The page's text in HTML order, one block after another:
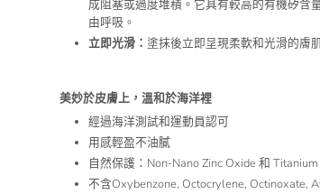
成阻塞或過度堆積。它具有較高的有機矽含
由呼吸。
立即光滑： 塗抹後立即呈現柔軟和光滑的膚
美妙於皮膚上，溫和於海洋裡
經過海洋測試和運動員認可
用感輕盈不油膩
自然保護：Non-Nano Zinc Oxide 和
不含Oxybenzone, Octocrylene, Octinoxate,